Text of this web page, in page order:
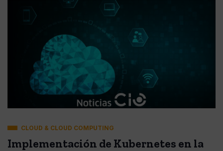
CLOUD & CLOUD COMPUTING
Implementación de Kubernetes en la